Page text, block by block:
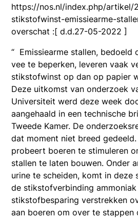
https://nos.nl/index.php/artikel/
stikstofwinst-emissiearme-
overschat :[ d.d.27-05-2022 ]
“ Emissiearme stallen, bedoeld
vee te beperken, leveren vaak
stikstofwinst op dan op papier
Deze uitkomst van onderzoek
Universiteit werd deze week
aangehaald in een technische
Tweede Kamer. De
dat moment niet breed
probeert boeren te stimuleren
stallen te laten bouwen. Onder
urine te scheiden, komt in deze
de stikstofverbinding
stikstofbesparing verstrekken
aan boeren om over te stappen